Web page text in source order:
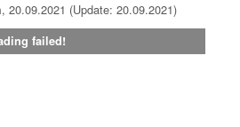
20.09.2021 (Update: 20.09.2021)
failed!